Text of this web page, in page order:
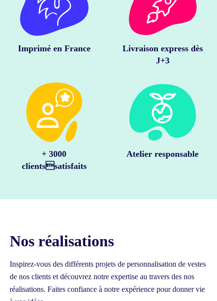
Imprimé en France
Livraison express dès
J+3
+ 3000
clientssatisfaits
Atelier responsable
Nos réalisations
Inspirez-vous des différents projets de personnalisation de vestes
de nos clients et découvrez notre expertise au travers des nos
réalisations. Faites confiance à notre expérience pour donner vie